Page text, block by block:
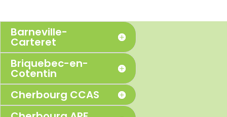
Barneville-
Carteret
Briquebec-en-
Cotentin
Cherbourg CCAS